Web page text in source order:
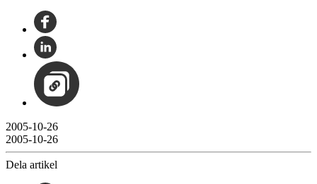
2005-10-26
2005-10-26
Dela artikel